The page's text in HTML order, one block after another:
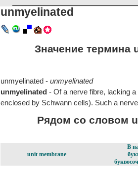
unmyelinated
Значение термина
unmyelinated - unmyelinated
unmyelinated - Of a nerve fibre, lacking
enclosed by Schwann cells). Such a
Рядом со словом
unit membrane
В